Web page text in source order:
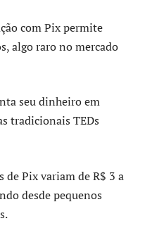
com Pix permite
algo raro no mercado
seu dinheiro em
tradicionais TEDs
de Pix variam de R$ 3 a
desde pequenos